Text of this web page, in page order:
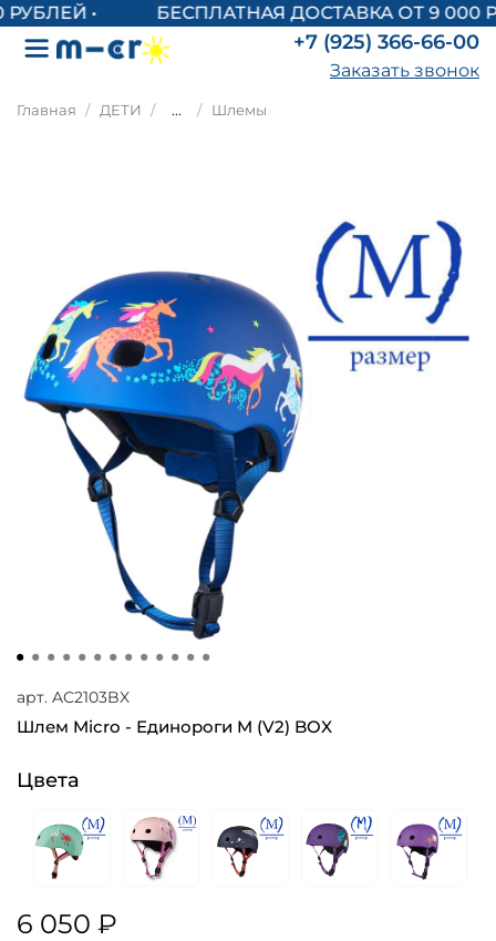
БЕСПЛАТНАЯ ДОСТАВКА ОТ 9 000
+7 (925) 366-66-00
Заказать звонок
Главная ДЕТИ ... Шлемы
арт. AC2103BX
Шлем Micro - Единороги M (V2) BOX
Цвета
6 050 ₽